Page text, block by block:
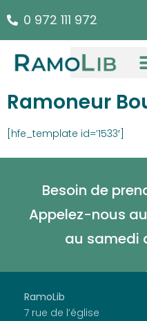
0 972 111 972
Ramoneur
[hfe_template id=’1533′]
Besoin de
Appelez-nous au
au samedi
RamoLib
7 rue de l’église